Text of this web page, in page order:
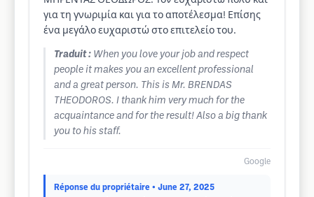
για τη γνωριμία και για το αποτέλεσμα! Επίσης
ένα μεγάλο ευχαριστώ στο επιτελείο του.
Traduit : When you love your job and respect
people it makes you an excellent professional
and a great person. This is Mr. BRENDAS
THEODOROS. I thank him very much for the
acquaintance and for the result! Also a big thank
you to his staff.
Google
Réponse du propriétaire • June 27, 2025